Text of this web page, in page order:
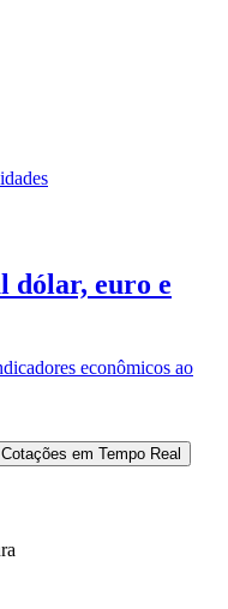
dólar, euro e
econômicos ao
Cotações em Tempo Real